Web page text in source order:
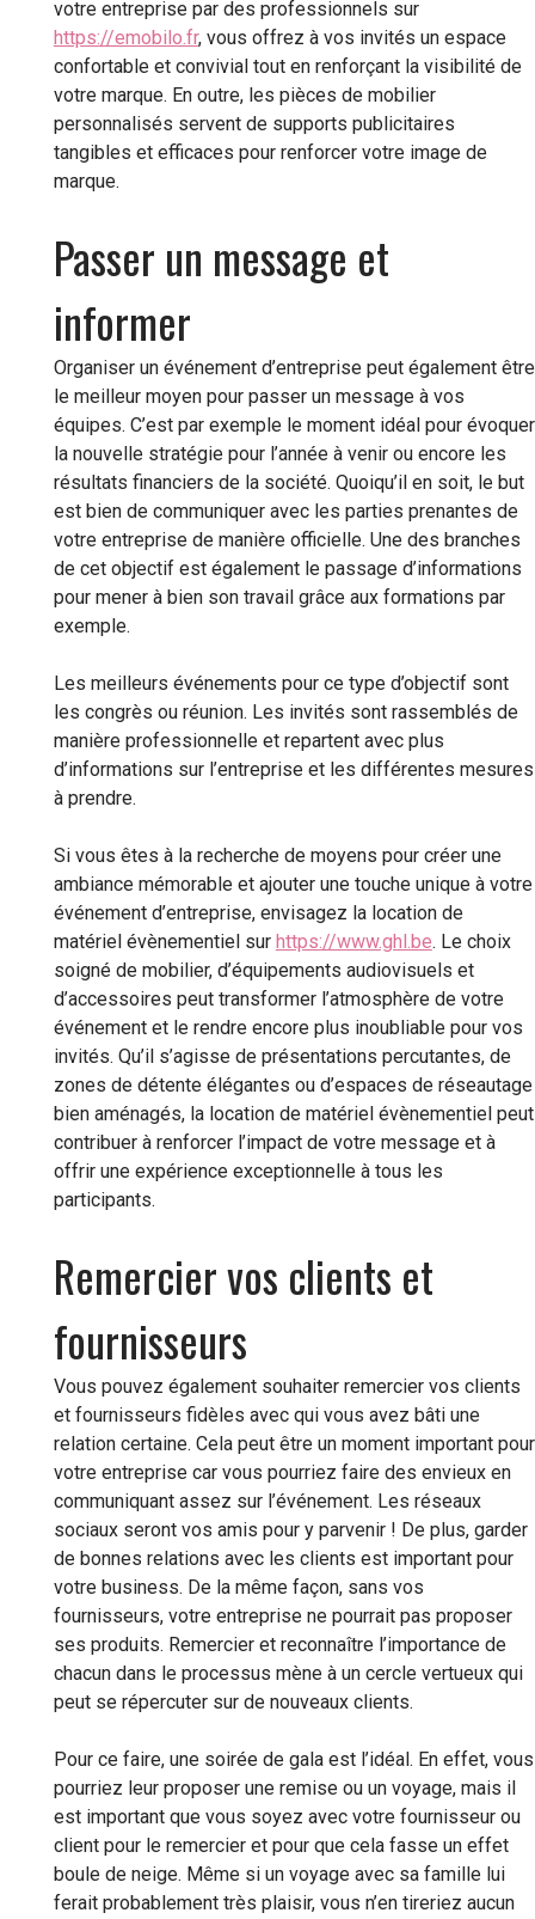
votre entreprise par des professionnels sur
https://emobilo.fr, vous offrez à vos invités un espace
confortable et convivial tout en renforçant la visibilité de
votre marque. En outre, les pièces de mobilier
personnalisés servent de supports publicitaires
tangibles et efficaces pour renforcer votre image de
marque.
Passer un message et
informer
Organiser un événement d’entreprise peut également être
le meilleur moyen pour passer un message à vos
équipes. C’est par exemple le moment idéal pour évoquer
la nouvelle stratégie pour l’année à venir ou encore les
résultats financiers de la société. Quoiqu’il en soit, le but
est bien de communiquer avec les parties prenantes de
votre entreprise de manière officielle. Une des branches
de cet objectif est également le passage d’informations
pour mener à bien son travail grâce aux formations par
exemple.
Les meilleurs événements pour ce type d’objectif sont
les congrès ou réunion. Les invités sont rassemblés de
manière professionnelle et repartent avec plus
d’informations sur l’entreprise et les différentes mesures
à prendre.
Si vous êtes à la recherche de moyens pour créer une
ambiance mémorable et ajouter une touche unique à votre
événement d’entreprise, envisagez la location de
matériel évènementiel sur https://www.ghl.be. Le choix
soigné de mobilier, d’équipements audiovisuels et
d’accessoires peut transformer l’atmosphère de votre
événement et le rendre encore plus inoubliable pour vos
invités. Qu’il s’agisse de présentations percutantes, de
zones de détente élégantes ou d’espaces de réseautage
bien aménagés, la location de matériel évènementiel peut
contribuer à renforcer l’impact de votre message et à
offrir une expérience exceptionnelle à tous les
participants.
Remercier vos clients et
fournisseurs
Vous pouvez également souhaiter remercier vos clients
et fournisseurs fidèles avec qui vous avez bâti une
relation certaine. Cela peut être un moment important pour
votre entreprise car vous pourriez faire des envieux en
communiquant assez sur l’événement. Les réseaux
sociaux seront vos amis pour y parvenir ! De plus, garder
de bonnes relations avec les clients est important pour
votre business. De la même façon, sans vos
fournisseurs, votre entreprise ne pourrait pas proposer
ses produits. Remercier et reconnaître l’importance de
chacun dans le processus mène à un cercle vertueux qui
peut se répercuter sur de nouveaux clients.
Pour ce faire, une soirée de gala est l’idéal. En effet, vous
pourriez leur proposer une remise ou un voyage, mais il
est important que vous soyez avec votre fournisseur ou
client pour le remercier et pour que cela fasse un effet
boule de neige. Même si un voyage avec sa famille lui
ferait probablement très plaisir, vous n’en tireriez aucun